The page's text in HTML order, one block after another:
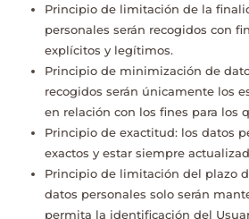
Principio de limitación de la
personales serán recogidos con
explícitos y legítimos.
Principio de minimización de
recogidos serán únicamente los
en relación con los fines para los
Principio de exactitud: los datos
exactos y estar siempre
Principio de limitación del plazo
datos personales solo serán
permita la identificación del